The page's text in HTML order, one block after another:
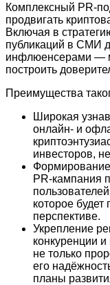
Комплексный PR-
продвигать
Включая в
публикаций в СМИ
инфлюенсерами —
построить
Преимущества
Широкая
онлайн- и
инвесторов,
PR-кампания
которое
перспективе.
Укрепление
конкуренции
не только
его
планы